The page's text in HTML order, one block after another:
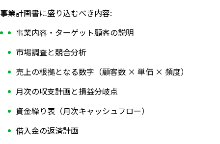
事業計画書に盛り込むべき内容:
事業内容・ターゲット顧客の説明
市場調査と競合分析
売上の根拠となる数字（顧客数 × 単価 × 頻度）
月次の収支計画と損益分岐点
資金繰り表（月次キャッシュフロー）
借入金の返済計画